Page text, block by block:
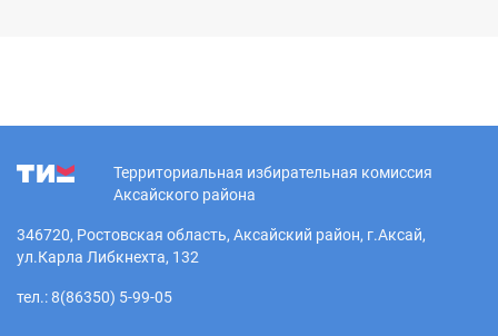
Территориальная избирательная комиссия
Аксайского района
346720, Ростовская область, Аксайский район, г.Аксай,
ул.Карла Либкнехта, 132
тел.: 8(86350) 5-99-05